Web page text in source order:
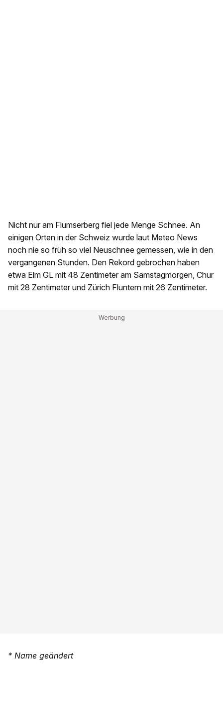
Nicht nur am Flumserberg fiel jede Menge Schnee. An
einigen Orten in der Schweiz wurde laut Meteo News
noch nie so früh so viel Neuschnee gemessen, wie in den
vergangenen Stunden. Den Rekord gebrochen haben
etwa Elm GL mit 48 Zentimeter am Samstagmorgen, Chur
mit 28 Zentimeter und Zürich Fluntern mit 26 Zentimeter.
* Name geändert